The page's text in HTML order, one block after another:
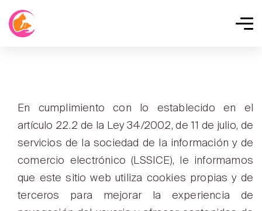
En cumplimiento con lo establecido en el
artículo 22.2 de la Ley 34/2002, de 11 de julio, de
servicios de la sociedad de la información y de
comercio electrónico (LSSICE), le informamos
que este sitio web utiliza cookies propias y de
terceros para mejorar la experiencia de